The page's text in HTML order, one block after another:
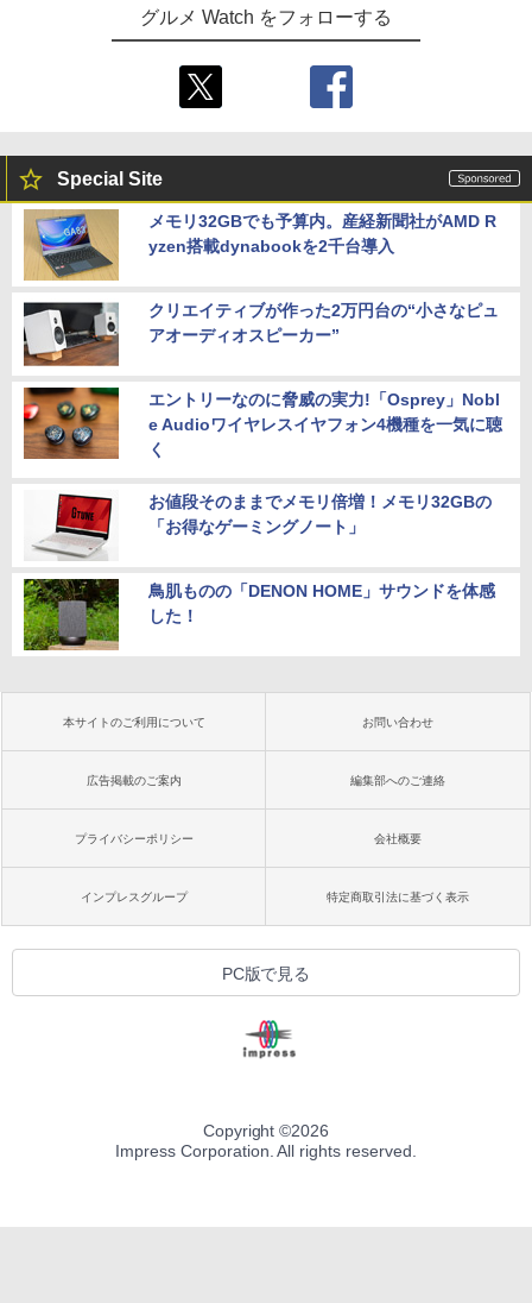
グルメ Watch をフォローする
Special Site
メモリ32GBでも予算内。産経新聞社がAMD R
yzen搭載dynabookを2千台導入
クリエイティブが作った2万円台の“小さなピュ
アオーディオスピーカー”
エントリーなのに脅威の実力!「Osprey」Nobl
e Audioワイヤレスイヤフォン4機種を一気に聴
く
お値段そのままでメモリ倍増！メモリ32GBの
「お得なゲーミングノート」
鳥肌ものの「DENON HOME」サウンドを体感
した！
本サイトのご利用について お問い合わせ
広告掲載のご案内 編集部へのご連絡
プライバシーポリシー 会社概要
インプレスグループ 特定商取引法に基づく表示
PC版で見る
Copyright ©2026
Impress Corporation. All rights reserved.